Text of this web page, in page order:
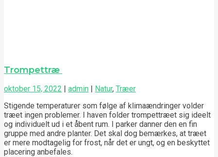
Trompettræ
oktober 15, 2022 | admin | Natur, Træer
Stigende temperaturer som følge af klimaændringer volder
træet ingen problemer. I haven folder trompettræet sig ideelt
og individuelt ud i et åbent rum. I parker danner den en fin
gruppe med andre planter. Det skal dog bemærkes, at træet
er mere modtagelig for frost, når det er ungt, og en beskyttet
placering anbefales.